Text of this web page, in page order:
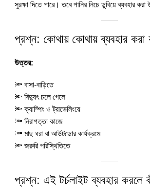
সুরক্ষা দিতে পারে। তবে পানির নিচে ডুবিয়ে ব্যবহার
প্রশ্ন: কোথায় কোথায় ব্যবহার করা
উত্তর:
🔦 বাসা-বাড়িতে
🔦 বিদ্যুৎ চলে গেলে
🔦 ক্যাম্পিং ও ট্রাভেলিংয়ে
🔦 নিরাপত্তা কাজে
🔦 মাছ ধরা বা আউটডোর কার্যক্রমে
🔦 জরুরি পরিস্থিতিতে
প্রশ্ন: এই টর্চলাইট ব্যবহার করলে